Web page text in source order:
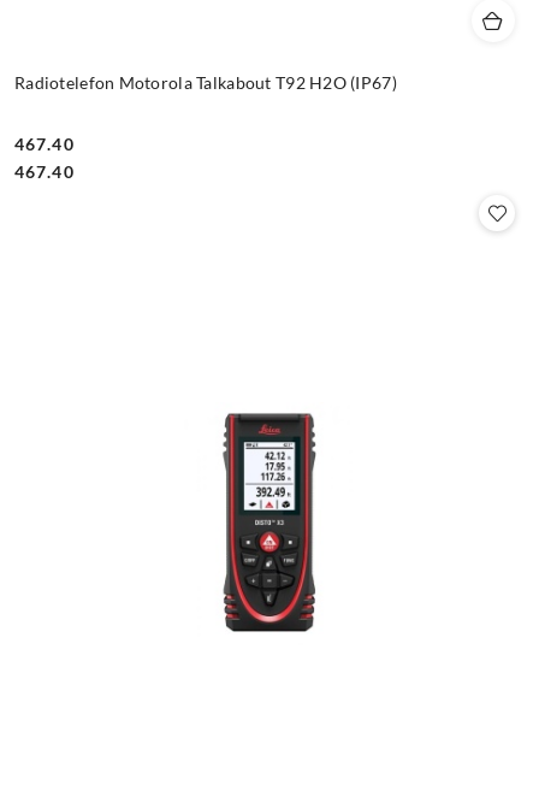
Radiotelefon Motorola Talkabout T92 H2O (IP67)
Cena:
467.40
Cena:
467.40